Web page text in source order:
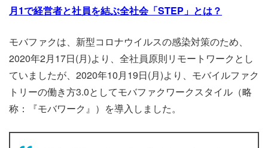
月1で経営者と社員を結ぶ全社会「STEP」とは？
モバファクは、新型コロナウイルスの感染対策のため、
2020年2月17日(月)より、全社員原則リモートワークとし
ていましたが、2020年10月19日(月)より、モバイルファク
トリーの働き方3.0としてモバファクワークスタイル（略
称：『モバワーク』）を導入しました。